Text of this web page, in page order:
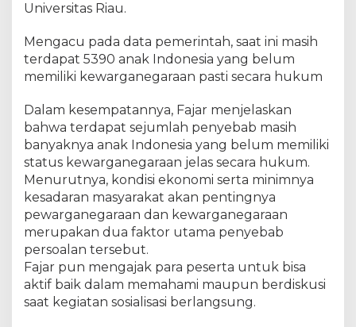
H
U
w
l
K
e
m
e
n
k
m
h
a
Universitas Riau.
Mengacu pada data pemerintah, saat ini masih
terdapat 5390 anak Indonesia yang belum
memiliki kewarganegaraan pasti secara hukum
Dalam kesempatannya, Fajar menjelaskan
bahwa terdapat sejumlah penyebab masih
banyaknya anak Indonesia yang belum memiliki
status kewarganegaraan jelas secara hukum.
Menurutnya, kondisi ekonomi serta minimnya
kesadaran masyarakat akan pentingnya
pewarganegaraan dan kewarganegaraan
merupakan dua faktor utama penyebab
persoalan tersebut.
Fajar pun mengajak para peserta untuk bisa
aktif baik dalam memahami maupun berdiskusi
saat kegiatan sosialisasi berlangsung.